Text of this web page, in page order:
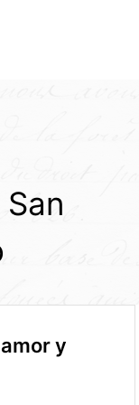
y